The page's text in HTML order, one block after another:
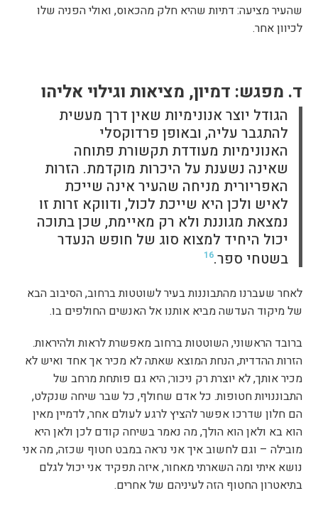
שהעיר מציעה: דתיות שהיא חלק מהכאוס, ואולי הפניה שלו
לכיוון אחר.
ד. מפגש: דמיון, מציאות וגילוי אליהו
הגודל יוצר אנונימיות שאין דרך מעשית
להתגבר עליה, ובאופן פרדוקסלי
האנונימיות מעודדת תקשורת פתוחה
שאינה נשענת על היכרות מוקדמת. הזרות
האפריורית מניחה שהעיר אינה שייכת
לאיש ולכן היא שייכת לכול, ודווקא זרות זו
נמצאת מגוננת ולא רק מאיימת, שכן בתוכה
יכול היחיד למצוא סוג של חופש הנעדר
בשטחי ספר.16
לאחר שעברנו מהתבוננות בעיר לשוטטות ברחוב, הסיבוב הבא
של מיקוד העדשה מביא אותנו אל האנשים החולפים בו.
ברובד הראשוני, השוטטות ברחוב מאפשרת לראות ולהיראות.
הזרות ההדדית, הנחת המוצא שאתה לא מכיר אך אחד ואיש לא
מכיר אותך, לא יוצרת רק ניכור; היא גם פותחת מרחב של
התבוננויות חטופות. כל אדם שחולף, כל שבר שיחה שנקלט,
הם חלון שדרכו אפשר להציץ לרגע לעולם אחר, לדמיין מאין
הוא בא ולאן הוא הולך, מה נאמר בשיחה קודם לכן ולאן היא
מובילה – וגם לחשוב איך אני נראה במבט חטוף שכזה, מה אני
נושא איתי ומה השארתי מאחור, איזה תפקיד אני יכול לגלם
בתיאטרון החטוף הזה לעיניהם של אחרים.